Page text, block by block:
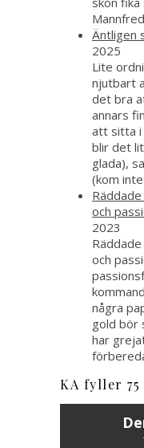
Äntligen
2025
Lite
njutbart
det bra
annars
att sitta i
blir det
glada),
(kom
och
2023
och
några
gold bör
har
KA fyller 75